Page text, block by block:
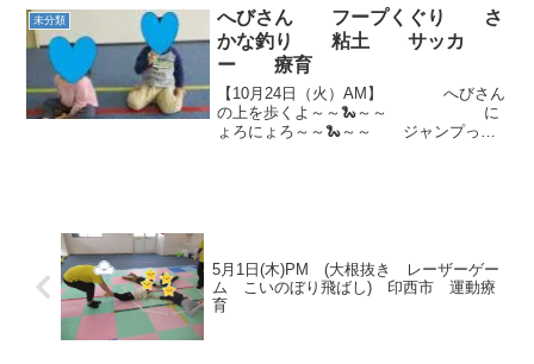
れ！！ サーキットコーン避けくまさん歩
き カラーマ...
未分類
へびさん フープくぐり さ
かな釣り 粘土 サッカ
ー 療育
【10月24日（火）AM】 へびさん
の上を歩くよ～～🐍～～ に
ょろにょろ～～🐍～～ ジャンプっ
5月1日(木)PM (大根抜き レーザーゲー
ム こいのぼり飛ばし) 印西市 運動療
育